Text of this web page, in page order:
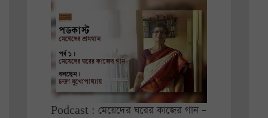
Podcast : মেয়েদের ঘরের কাজের গান –